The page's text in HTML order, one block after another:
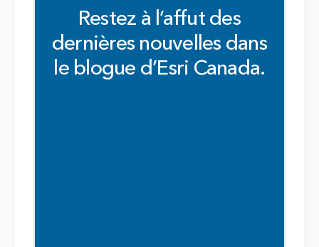
Restez à l’affut des
dernières nouvelles dans
le blogue d’Esri Canada.